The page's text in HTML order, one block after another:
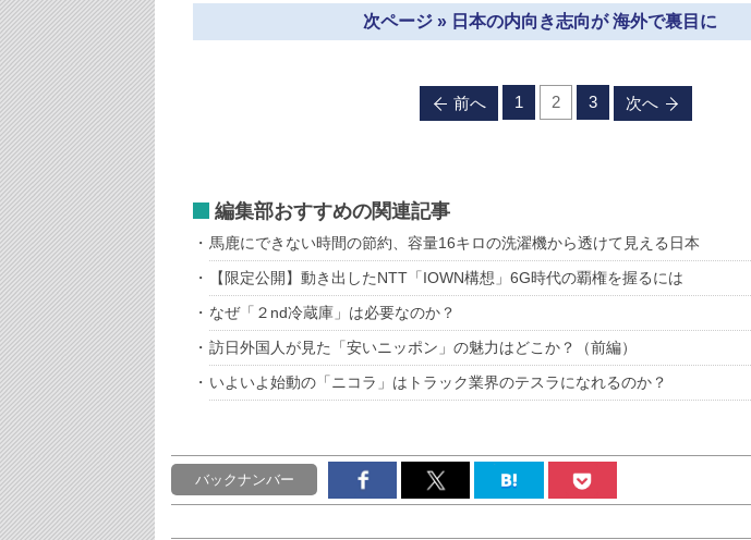
次ページ » 日本の内向き志向が 海外で裏目に
前へ 1 2 3 次へ
編集部おすすめの関連記事
馬鹿にできない時間の節約、容量16キロの洗濯機から透けて見える日本
【限定公開】動き出したNTT「IOWN構想」6G時代の覇権を握るには
なぜ「２nd冷蔵庫」は必要なのか？
訪日外国人が見た「安いニッポン」の魅力はどこか？（前編）
いよいよ始動の「ニコラ」はトラック業界のテスラになれるのか？
バックナンバー